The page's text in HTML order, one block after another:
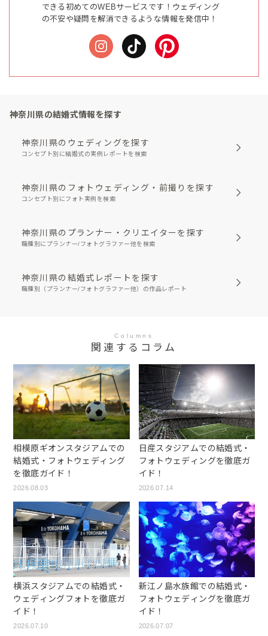
できる初めてのWEBサービスです！ウェディング
の不安や疑問を解消できるような情報を発信中！
神奈川県の結婚式情報を探す
神奈川県のウェディングを探す
コンセプト別に結婚式の実例レポートを検索
神奈川県のフォトウェディング・前撮りを探す
コンセプト別にフォト実例を検索
神奈川県のプランナー・クリエイターを探す
職種別にプランナー/フォトグラファー他を検索
神奈川県の結婚式レポートを探す
職種別（プランナー/フォトグラファー他）の作品レポート
Columns
関連するコラム
相模原ギオンスタジアムでの
結婚式・フォトウェディング
を徹底ガイド！
2026.08.03
日産スタジアムでの結婚式・
フォトウェディングを徹底ガ
イド！
2026.07.14
横浜スタジアムでの結婚式・
ウェディングフォトを徹底ガ
イド！
2026.07.10
新江ノ島水族館での結婚式・
フォトウェディングを徹底ガ
イド！
2026.07.07